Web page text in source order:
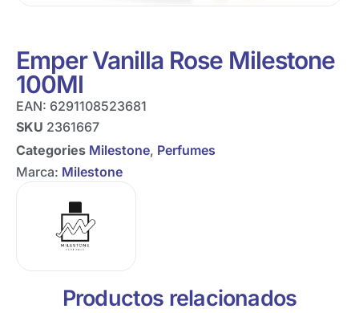
Emper Vanilla Rose Milestone
100Ml
EAN: 6291108523681
SKU 2361667
Categories Milestone, Perfumes
Marca: Milestone
Productos relacionados